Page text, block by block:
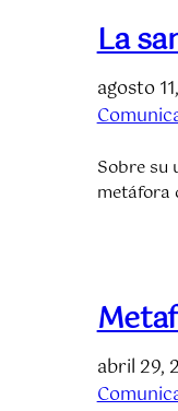
La
agosto
Sobre su
metáfora
abril 29,